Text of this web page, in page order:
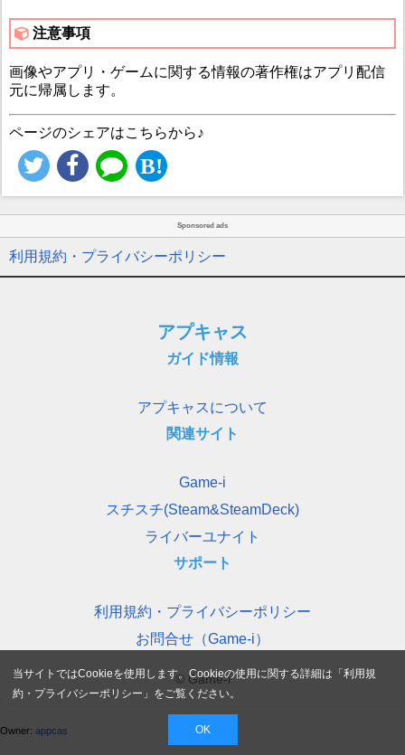
注意事項
画像やアプリ・ゲームに関する情報の著作権はアプリ配信
元に帰属します。
ページのシェアはこちらから♪
Sponsored ads
利用規約・プライバシーポリシー
アプキャス
ガイド情報
アプキャスについて
関連サイト
Game-i
スチスチ(Steam&SteamDeck)
ライバーユナイト
サポート
利用規約・プライバシーポリシー
お問合せ（Game-i）
© Game-i
Owner: appcas
当サイトではCookieを使用します。Cookieの使用に関する詳細は「利用規
約・プライバシーポリシー 」をご覧ください。
OK